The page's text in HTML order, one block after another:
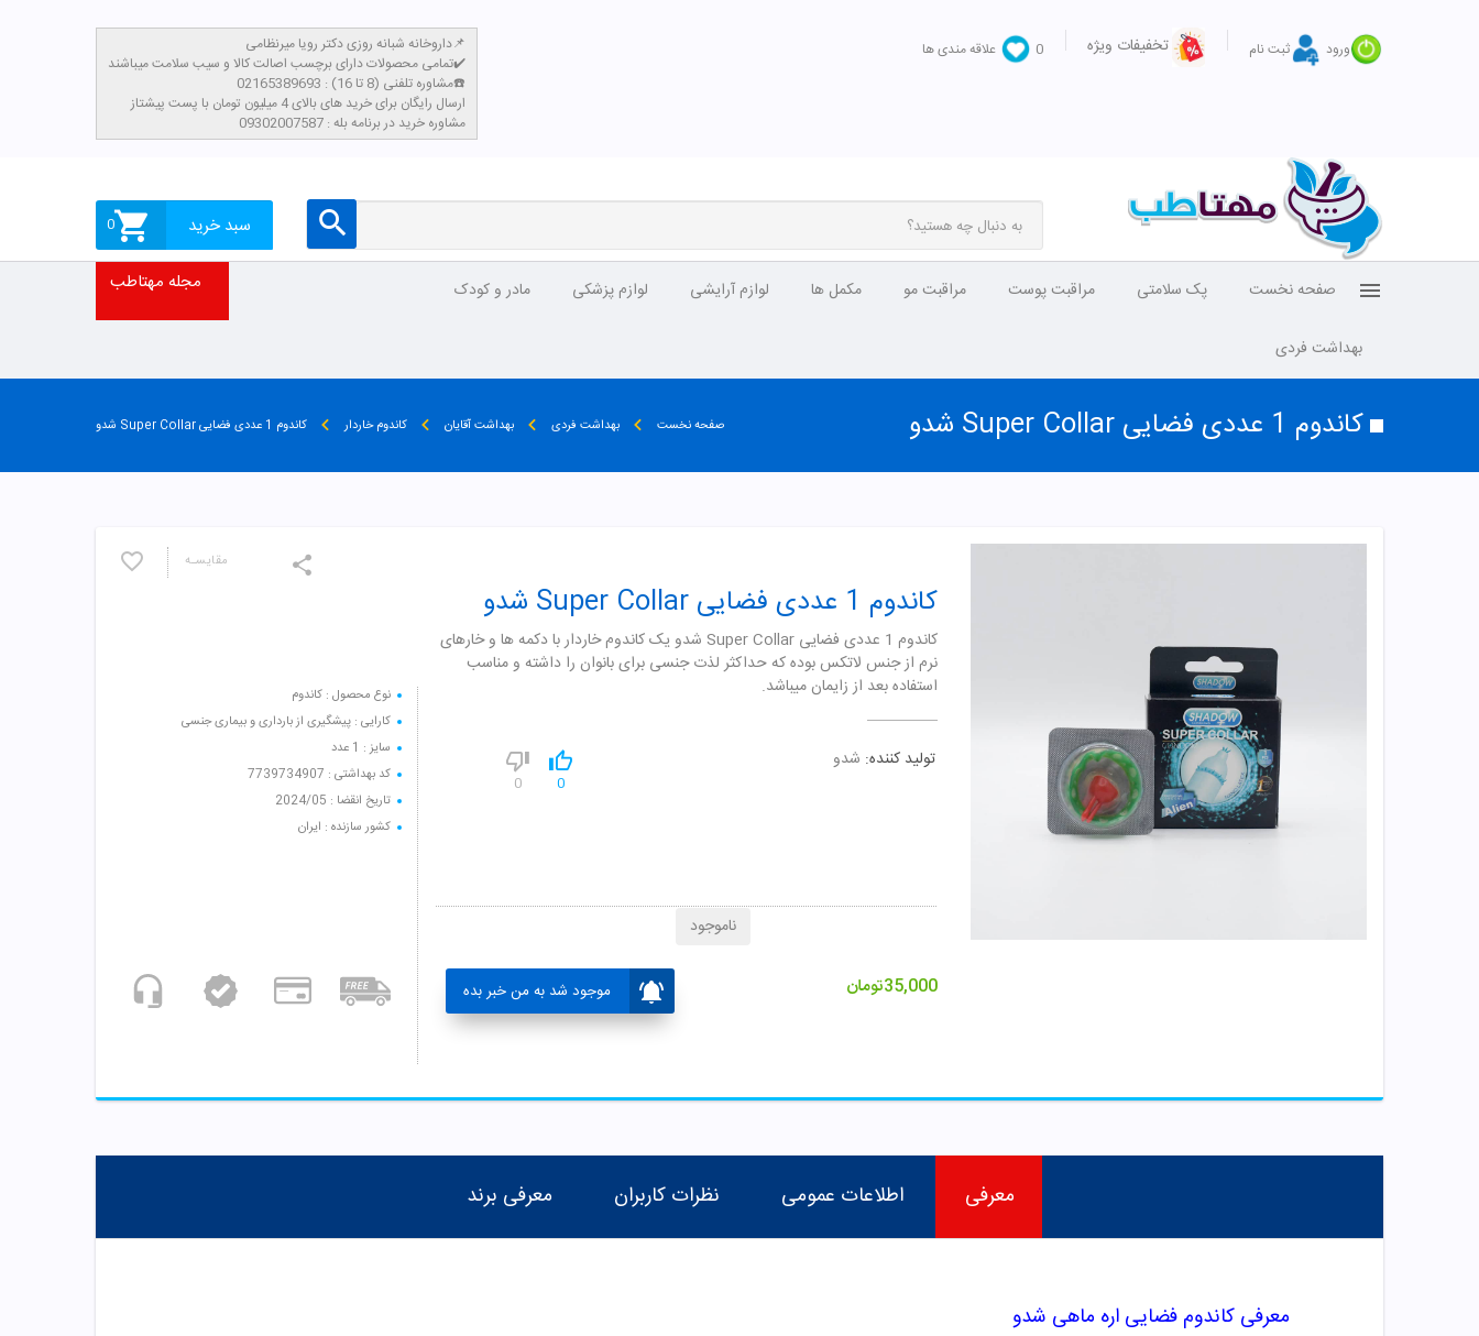
ورود ثبت نام تخفیفات ویژه 0 علاقه مندی ها
داروخانه شبانه روزی دکتر رویا میرنظامی📌
تمامی محصولات دارای برچسب اصالت کالا و سیب سلامت میباشند✔️
مشاوره تلفنی (8 تا 16) : 02165389693☎️
​ارسال رایگان برای خرید های بالای 4 میلیون تومان با پست پیشتاز
مشاوره خرید در برنامه بله : 09302007587
سبد خرید 0
صفحه نخست پک سلامتی مراقبت پوست مراقبت مو مکمل ها لوازم آرایشی لوازم پزشکی مادر و کودک
بهداشت فردی
مجله مهتاطب
کاندوم 1 عددی فضایی Super Collar شدو صفحه نخست بهداشت فردی بهداشت آقایان کاندوم خاردار کاندوم 1 عددی فضایی Super Collar شدو
مقایسـه
نوع محصول : کاندوم
کارایی : پیشگیری از بارداری و بیماری جنسی
سایز : 1 عدد
کد بهداشتی : 7739734907
تاریخ انقضا : 2024/05
کشور سازنده : ایران
کاندوم 1 عددی فضایی Super Collar شدو
کاندوم 1 عددی فضایی Super Collar شدو یک کاندوم خاردار با دکمه ها و خارهای
نرم از جنس لاتکس بوده که حداکثر لذت جنسی برای بانوان را داشته و مناسب
استفاده بعد از زایمان میباشد.
تولید کننده: شدو
0
0
35,000تومان موجود شد به من خبر بده
ناموجود
معرفی اطلاعات عمومی نظرات کاربران معرفی برند
معرفی کاندوم فضایی اره ماهی شدو